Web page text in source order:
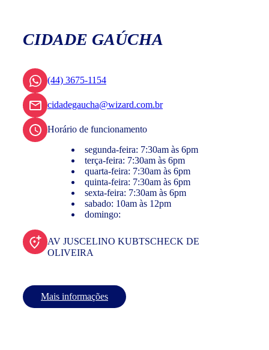
CIDADE GAÚCHA
(44) 3675-1154
cidadegaucha@wizard.com.br
Horário de funcionamento
segunda-feira: 7:30am às 6pm
terça-feira: 7:30am às 6pm
quarta-feira: 7:30am às 6pm
quinta-feira: 7:30am às 6pm
sexta-feira: 7:30am às 6pm
sabado: 10am às 12pm
domingo:
AV JUSCELINO KUBTSCHECK DE
OLIVEIRA
Mais informações